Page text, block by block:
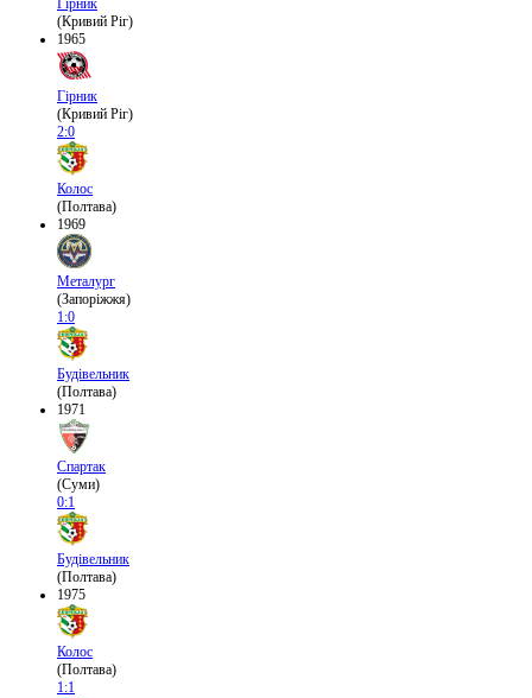
Гірник
(Кривий Ріг)
1965
Гірник
(Кривий Ріг)
2:0
Колос
(Полтава)
1969
Металург
(Запоріжжя)
1:0
Будівельник
(Полтава)
1971
Спартак
(Суми)
0:1
Будівельник
(Полтава)
1975
Колос
(Полтава)
1:1